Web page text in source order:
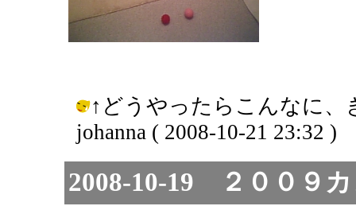
↑どうやったらこんなに、
johanna ( 2008-10-21 23:32 )
2008-10-19 ２００９